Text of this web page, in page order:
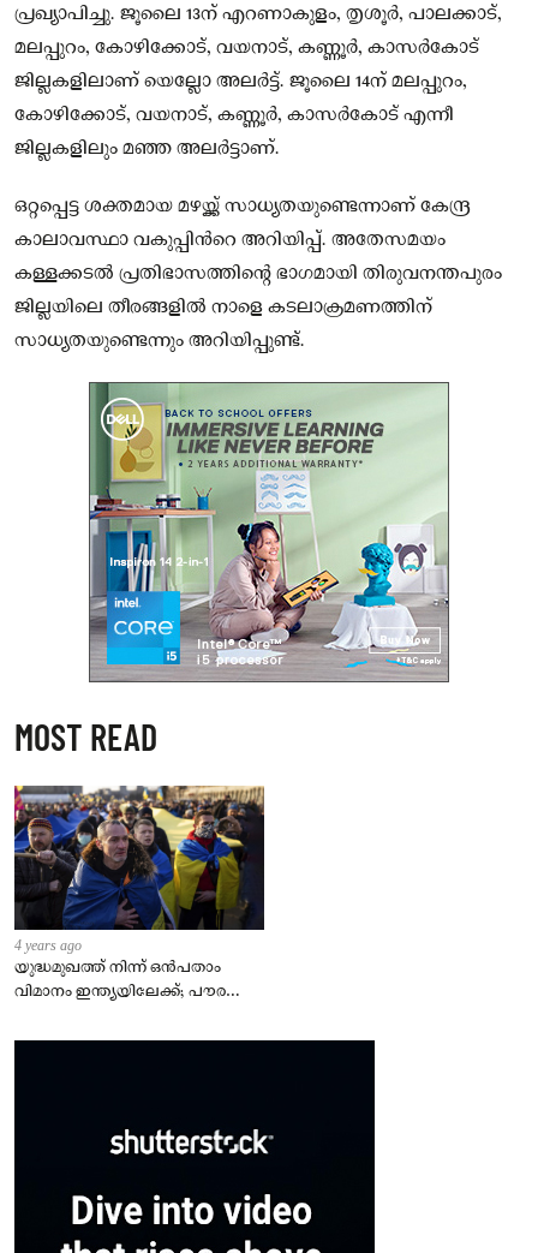
പ്രഖ്യാപിച്ചു. ജൂലൈ 13ന് എറണാകുളം, തൃശൂർ, പാലക്കാട്,
മലപ്പുറം, കോഴിക്കോട്, വയനാട്, കണ്ണൂർ, കാസർകോട്
ജില്ലകളിലാണ് യെല്ലോ അലർട്ട്. ജൂലൈ 14ന് മലപ്പുറം,
കോഴിക്കോട്, വയനാട്, കണ്ണൂർ, കാസർകോട് എന്നീ
ജില്ലകളിലും മഞ്ഞ അലർട്ടാണ്.
ഒറ്റപ്പെട്ട ശക്തമായ മഴയ്ക്ക് സാധ്യതയുണ്ടെന്നാണ് കേന്ദ്ര
കാലാവസ്ഥാ വകുപ്പിന്‍റെ അറിയിപ്പ്. അതേസമയം
കള്ളക്കടൽ പ്രതിഭാസത്തിന്റെ ഭാഗമായി തിരുവനന്തപുരം
ജില്ലയിലെ തീരങ്ങളിൽ നാളെ കടലാക്രമണത്തിന്
സാധ്യതയുണ്ടെന്നും അറിയിപ്പുണ്ട്.
MOST READ
4 years ago
യുദ്ധമുഖത്ത് നിന്ന് ഒൻപതാം
വിമാനം ഇന്ത്യയിലേക്ക്; പൗരന്മാർ
– കേന്ദ്രം